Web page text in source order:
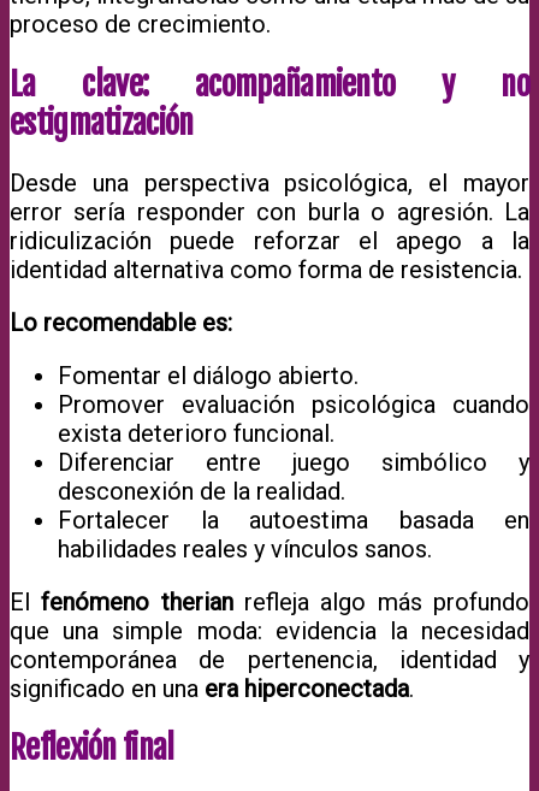
proceso de crecimiento.
La clave: acompañamiento y no
estigmatización
Desde una perspectiva psicológica, el mayor
error sería responder con burla o agresión. La
ridiculización puede reforzar el apego a la
identidad alternativa como forma de resistencia.
Lo recomendable es:
Fomentar el diálogo abierto.
Promover evaluación psicológica cuando
exista deterioro funcional.
Diferenciar entre juego simbólico y
desconexión de la realidad.
Fortalecer la autoestima basada en
habilidades reales y vínculos sanos.
Elfenómeno therianrefleja algo más profundo
que una simple moda: evidencia la necesidad
contemporánea de pertenencia, identidad y
significado en una era hiperconectada.
Reflexión final